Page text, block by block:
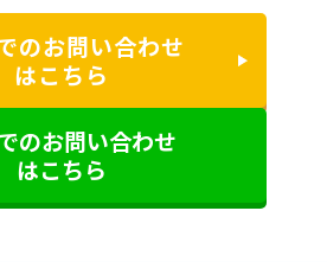
のお問い合わせ
はこちら
のお問い合わせ
はこちら